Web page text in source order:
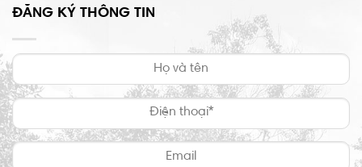
ĐĂNG KÝ THÔNG TIN